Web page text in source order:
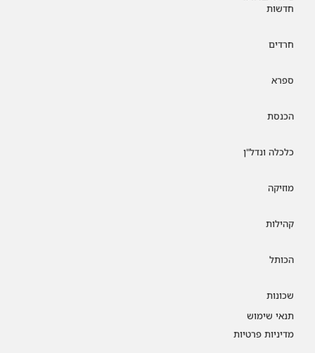
חדשות
חרדים
ספרא
הכנסת
כלכלה ונדל"ן
מוזיקה
קהילות
הכותל
שכונות
תנאי שימוש
מדיניות פרטיות